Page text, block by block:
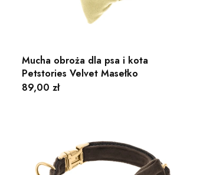
Mucha obroża dla psa i kota
Petstories Velvet Masełko
Cena
89,00 zł